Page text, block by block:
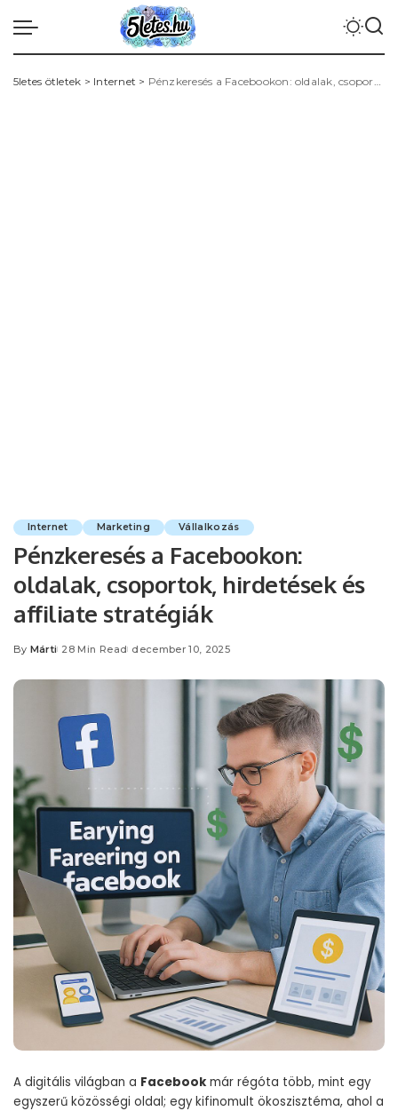
5letes ötletek > Internet > Pénzkeresés a Facebookon: oldalak, csoportok, hirdetések és affiliate stratégiák
Internet Marketing Vállalkozás
Pénzkeresés a Facebookon:
oldalak, csoportok, hirdetések és
affiliate stratégiák
Posted
By Márti 28 Min Read december 10, 2025
A digitális világban a Facebook már régóta több, mint egy
egyszerű közösségi oldal; egy kifinomult ökoszisztéma, ahol a